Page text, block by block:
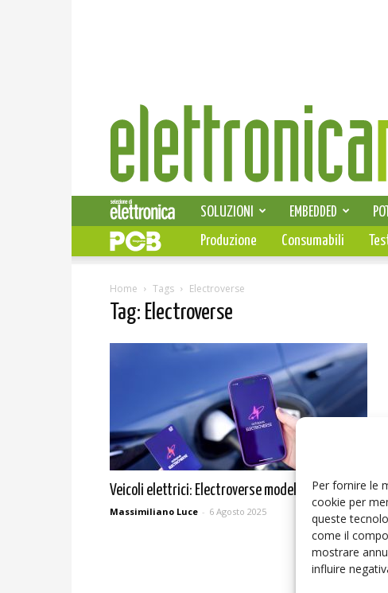
Per fornire le
cookie per
queste
come il
mostrare
influire
Elettronica
News
SOLUZIONI EMBEDDED
PCB
Produzione Consumabili
Home Tags Electroverse
Tag: Electroverse
Veicoli elettrici: Electroverse modello vincente
Massimiliano Luce - 6 Agosto 2025